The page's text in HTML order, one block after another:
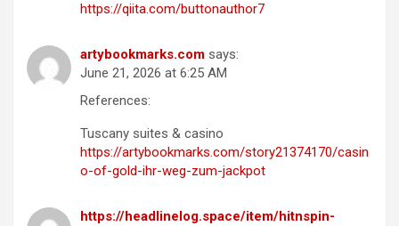
https://qiita.com/buttonauthor7
artybookmarks.com says:
June 21, 2026 at 6:25 AM
References:
Tuscany suites & casino
https://artybookmarks.com/story21374170/casin
o-of-gold-ihr-weg-zum-jackpot
https://headlinelog.space/item/hitnspin-